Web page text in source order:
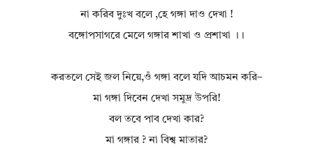
না করিব দুঃখ বলে ,হে গঙ্গা দাও দেখা !
বঙ্গোপসাগরে মেলে গঙ্গার শাখা ও প্রশাখা ।।
করতলে সেই জল নিয়ে,ওঁ গঙ্গা বলে যদি আচমন করি–
মা গঙ্গা দিবেন দেখা সমুদ্র উপরি!
বল তবে পাব দেখা কার?
মা গঙ্গার ? না বিশ্ব মাতার?